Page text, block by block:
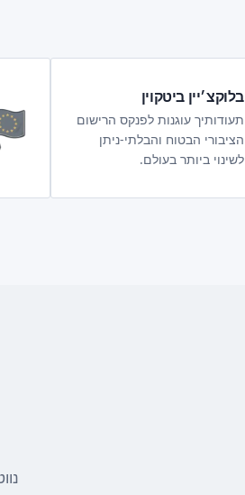
בלוקצ׳יין ביטקוין
תעודותיך עוגנות לפנקס הרישום
הציבורי הבטוח והבלתי-ניתן
לשינוי ביותר בעולם.